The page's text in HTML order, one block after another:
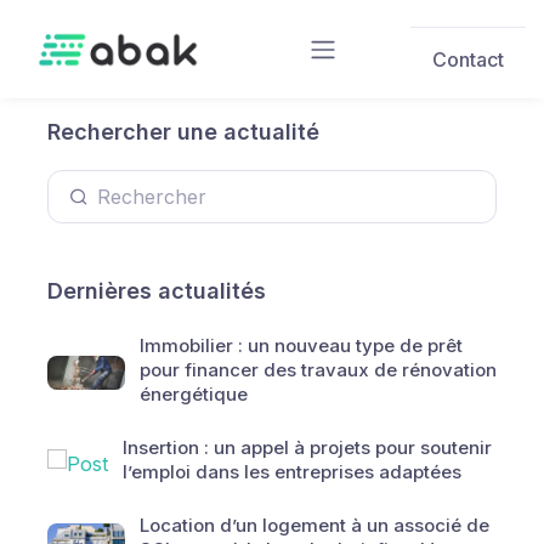
Contact
Rechercher une actualité
Dernières actualités
Immobilier : un nouveau type de prêt
pour financer des travaux de rénovation
énergétique
Insertion : un appel à projets pour soutenir
l’emploi dans les entreprises adaptées
Location d’un logement à un associé de